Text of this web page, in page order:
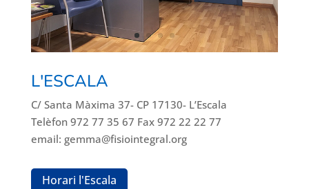
L'ESCALA
C/ Santa Màxima 37- CP 17130- L’Escala
Telèfon 972 77 35 67 Fax 972 22 22 77
email: gemma@fisiointegral.org
Horari l'Escala